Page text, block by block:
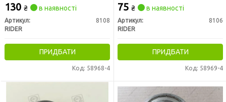
130 ₴ в наявності
Артикул:
8108
RIDER
ПРИДБАТИ
Код: 58968-4
75 ₴ в наявності
Артикул:
8106
RIDER
ПРИДБАТИ
Код: 58969-4